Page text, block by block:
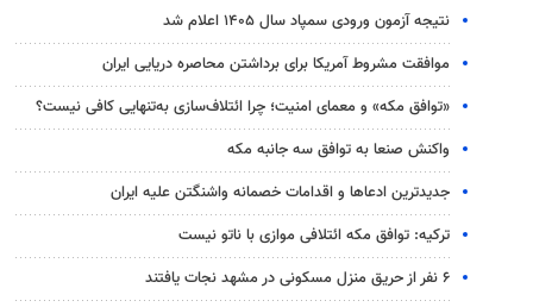
نتیجه آزمون ورودی سمپاد سال ۱۴۰۵ اعلام شد
موافقت مشروط آمریکا برای برداشتن محاصره دریایی ایران
«توافق مکه» و معمای امنیت؛ چرا ائتلاف‌سازی به‌تنهایی کافی نیست؟
واکنش صنعا به توافق سه جانبه مکه
جدیدترین ادعاها و اقدامات خصمانه واشنگتن علیه ایران
ترکیه: توافق مکه ائتلافی موازی با ناتو نیست
۶ نفر از حریق منزل مسکونی در مشهد نجات یافتند